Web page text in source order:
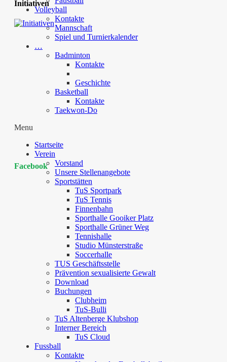
Volleyball
Kontakte
Mannschaft
Spiel und Turnierkalender
…
Badminton
Kontakte
Geschichte
Basketball
Kontakte
Taekwon-Do
Menu
Startseite
Verein
Vorstand
Unsere Stellenangebote
Sportstätten
TuS Sportpark
TuS Tennis
Finnenbahn
Sporthalle Gooiker Platz
Sporthalle Grüner Weg
Tennishalle
Studio Münsterstraße
Soccerhalle
TUS Geschäftsstelle
Prävention sexualisierte Gewalt
Download
Buchungen
Clubheim
TuS-Bulli
TuS Altenberge Klubshop
Interner Bereich
TuS Cloud
Fussball
Kontakte
Initiativen
Facebook